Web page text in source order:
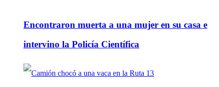
Encontraron muerta a una mujer en su casa e
intervino la Policía Científica